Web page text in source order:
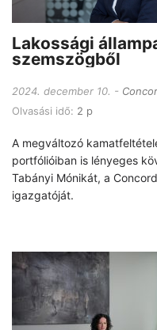
Lakossági
szemszögből
2024. december 10.
Olvasási idő: 2 p
A megváltozó
portfólióiban is lényeges
Tabányi Mónikát, a
igazgatóját.